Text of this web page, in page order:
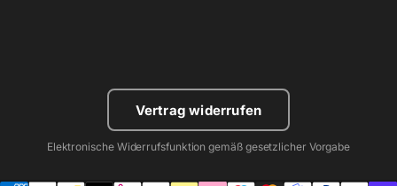
Vertrag widerrufen
Elektronische Widerrufsfunktion gemäß gesetzlicher Vorgabe